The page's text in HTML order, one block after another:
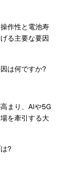
作性と電池寿
る主要な要因
は何ですか?
まり、AIや5G
を牽引する大
?